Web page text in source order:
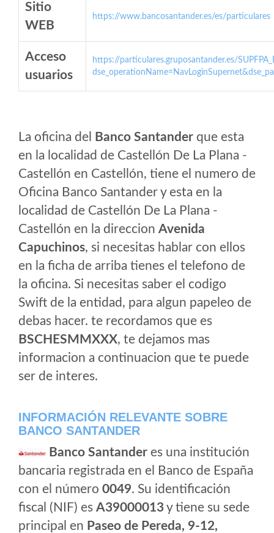
Sitio
WEB
https://www.bancosantander.es/es/particulares
Acceso
usuarios
https://particulares.gruposantander.es/
La oficina del Banco Santander que esta
en la localidad de Castellón De La Plana -
Castellón en Castellón, tiene el numero de
Oficina Banco Santander y esta en la
localidad de Castellón De La Plana -
Castellón en la direccion Avenida
Capuchinos, si necesitas hablar con ellos
en la ficha de arriba tienes el telefono de
la oficina. Si necesitas saber el codigo
Swift de la entidad, para algun papeleo de
debas hacer. te recordamos que es
BSCHESMMXXX, te dejamos mas
informacion a continuacion que te puede
ser de interes.
INFORMACIÓN RELEVANTE SOBRE
BANCO SANTANDER
Banco Santander es una institución
bancaria registrada en el Banco de España
con el número 0049. Su identificación
fiscal (NIF) es A39000013y tiene su sede
principal en Paseo de Pereda, 9-12,